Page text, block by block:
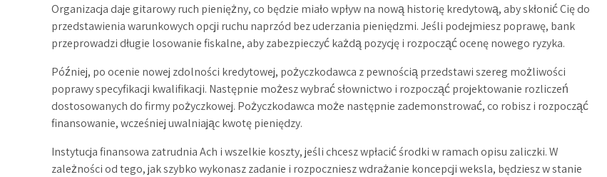
Organizacja daje gitarowy ruch pieniężny, co będzie miało wpływ na nową historię kredytową, aby skłonić Cię do
przedstawienia warunkowych opcji ruchu naprzód bez uderzania pieniędzmi. Jeśli podejmiesz poprawę, bank
przeprowadzi długie losowanie fiskalne, aby zabezpieczyć każdą pozycję i rozpocząć ocenę nowego ryzyka.
Później, po ocenie nowej zdolności kredytowej, pożyczkodawca z pewnością przedstawi szereg możliwości
poprawy specyfikacji kwalifikacji. Następnie możesz wybrać słownictwo i rozpocząć projektowanie rozliczeń
dostosowanych do firmy pożyczkowej. Pożyczkodawca może następnie zademonstrować, co robisz i rozpocząć
finansowanie, wcześniej uwalniając kwotę pieniędzy.
Instytucja finansowa zatrudnia Ach i wszelkie koszty, jeśli chcesz wpłacić środki w ramach opisu zaliczki. W
zależności od tego, jak szybko wykonasz zadanie i rozpoczniesz wdrażanie koncepcji weksla, będziesz w stanie